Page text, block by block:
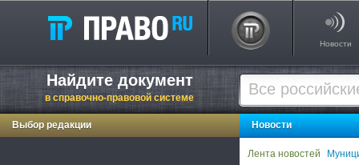
Новости
Найдите документ
в справочно-правовой системе
Выбор редакции Новости
Лента новостей